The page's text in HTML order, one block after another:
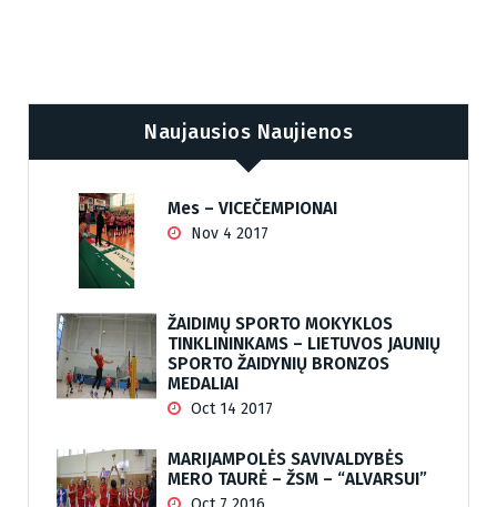
Naujausios Naujienos
Mes – VICEČEMPIONAI
Nov 4 2017
ŽAIDIMŲ SPORTO MOKYKLOS
TINKLININKAMS – LIETUVOS JAUNIŲ
SPORTO ŽAIDYNIŲ BRONZOS
MEDALIAI
Oct 14 2017
MARIJAMPOLĖS SAVIVALDYBĖS
MERO TAURĖ – ŽSM – “ALVARSUI”